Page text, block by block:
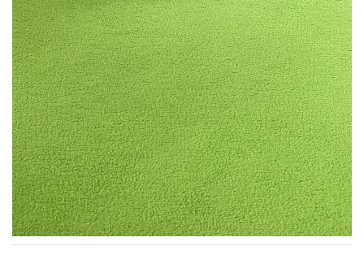
VZDĚLÁVACÍ BLOK ZÁŘÍ
VZDĚLÁVACÍ BLOK ŘÍJEN
VZDĚLÁVACÍ BLOK LISTOPAD
VZDĚLÁVACÍ BLOK PROSINEC
VZDĚLÁVACÍ BLOK LEDEN